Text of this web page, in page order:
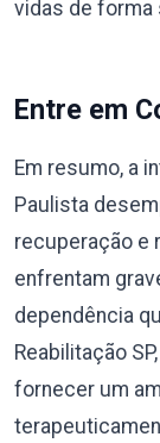
vidas de forma
Entre em
Em resumo, a
Paulista
recuperação e
enfrentam
dependência
Reabilitação
fornecer um